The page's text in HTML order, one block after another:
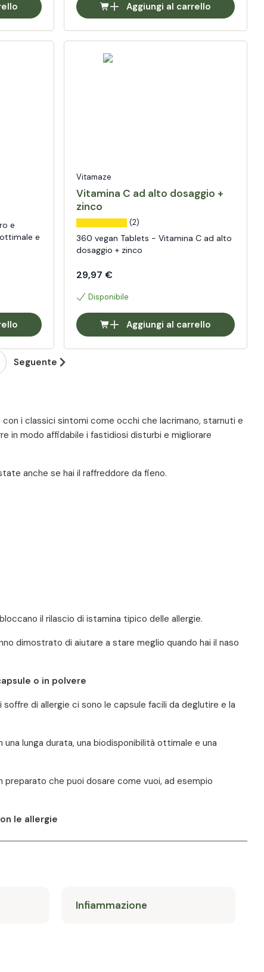
Aggiungi al carrello
e
e
Vitamaze
Vitamina C ad alto dosaggio +
zinco
(2)
360 vegan Tablets - Vitamina C ad alto
dosaggio + zinco
29,97 €
Disponibile
Aggiungi al carrello
Seguente
i classici sintomi come occhi che lacrimano, starnuti e
in modo affidabile i fastidiosi disturbi e migliorare
anche se hai il raffreddore da fieno.
il rilascio di istamina tipico delle allergie.
dimostrato di aiutare a stare meglio quando hai il naso
o in polvere
di allergie ci sono le capsule facili da deglutire e la
lunga durata, una biodisponibilità ottimale e una
che puoi dosare come vuoi, ad esempio
le allergie
Infiammazione